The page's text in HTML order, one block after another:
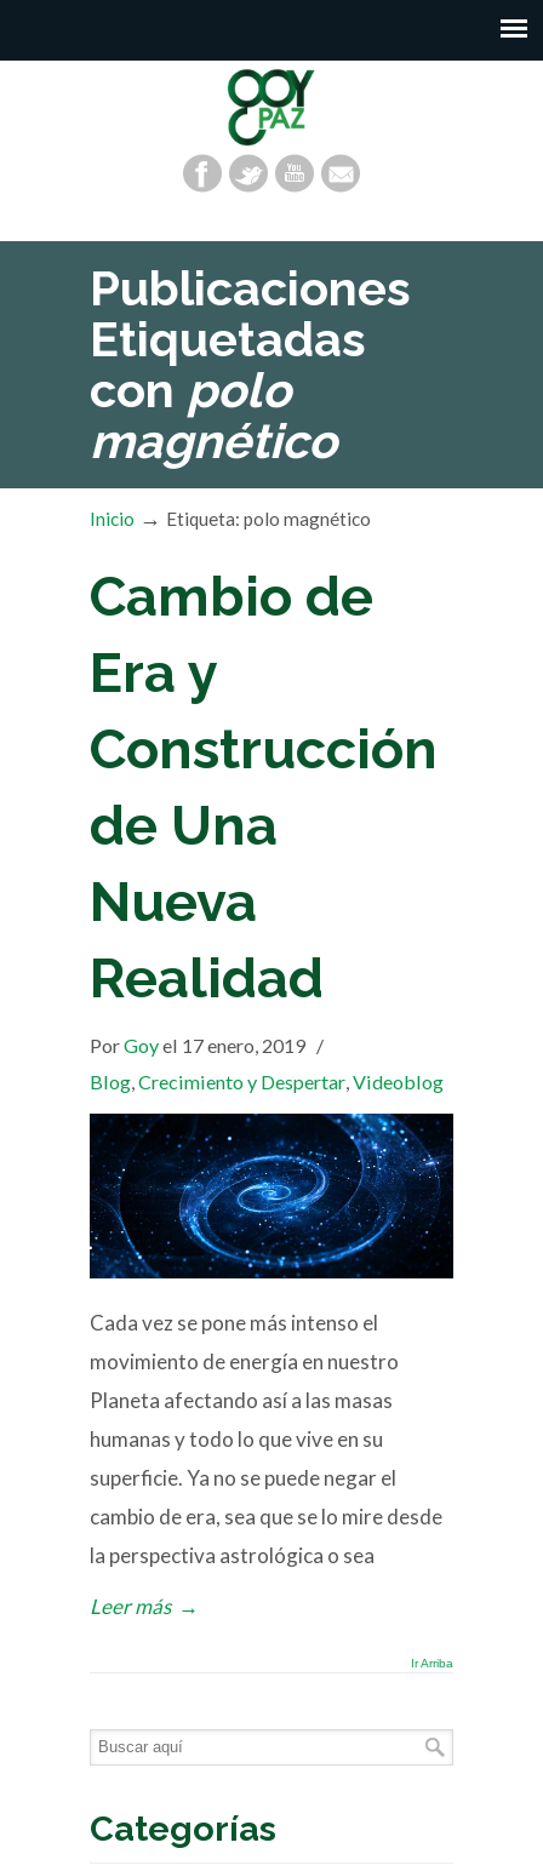
Publicaciones
Etiquetadas
con polo
magnético
Inicio → Etiqueta: polo magnético
Cambio de
Era y
Construcción
de Una
Nueva
Realidad
PorGoyel 17 enero, 2019 /
Blog,Crecimiento y Despertar,Videoblog
Cada vez se pone más intenso el
movimiento de energía en nuestro
Planeta afectando así a las masas
humanas y todo lo que vive en su
superficie. Ya no se puede negar el
cambio de era, sea que se lo mire desde
la perspectiva astrológica o sea
Leer más →
Ir Arriba
Categorías